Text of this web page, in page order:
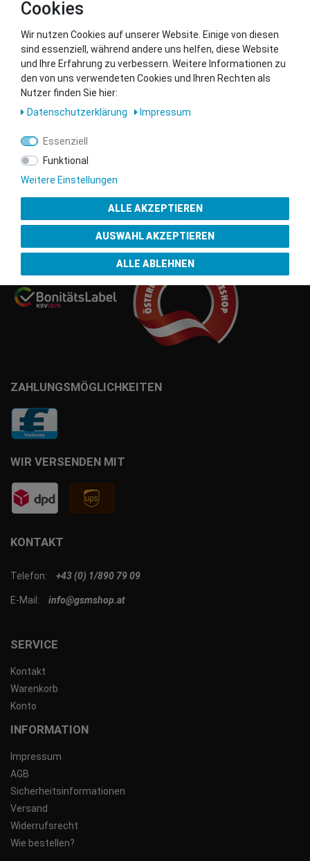
(Nur für Wiederverkäufer und B2B Kunden – gültige EU UID
Sie wollen uns beliefern?
Kontaktieren Sie unser GSMshop Purchase Team
Whatsapp: +436766684438
info@gsmshop.at
13.02.2024 14:55
SERVICE
Kontakt
Warenkorb
Konto
INFORMATION
Impressum
AGB
Sicherheitsinformationen
Versand
Widerrufsrecht
Wie bestellen?
KONTAKT
Telefon: +43 (0) 1/890 79 09
E-Mail: info@gsmshop.at
ZAHLUNGSMÖGLICHKEITEN
WIR VERSENDEN MIT
Gütesiegel
Cookies
Wir nutzen Cookies auf unserer Website. Einige von diesen
sind essenziell, während andere uns helfen, diese Website
und Ihre Erfahrung zu verbessern. Weitere Informationen zu
den von uns verwendeten Cookies und Ihren Rechten als
Nutzer finden Sie hier:
Daten­schutz­erklärung
Impressum
Essenziell
Funktional
Weitere Einstellungen
ALLE AKZEPTIEREN
AUSWAHL AKZEPTIEREN
ALLE ABLEHNEN